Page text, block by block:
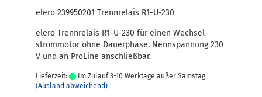
elero 239950201 Trenn­re­lais R1-​U-230
elero Trenn­re­lais R1-​U-230 für einen Wech­sel­
strom­mo­tor ohne Dau­er­pha­se, Nenn­span­nung 230
V und an Pro­Li­ne an­schließ­bar.
Lieferzeit:
Im Zulauf 3-10 Werktage außer Samstag
(Ausland abweichend)